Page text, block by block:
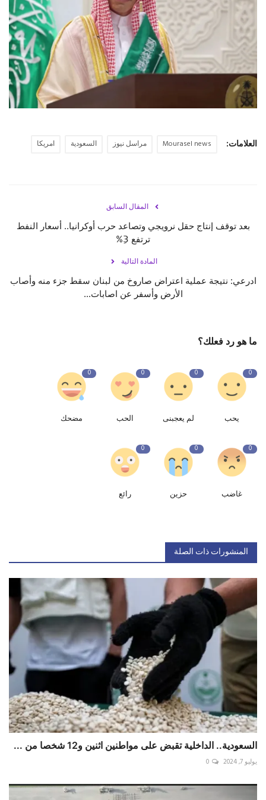
حياة
العلامات: Mourasel news مراسل نيوز السعودية امريكا
المقال السابق
بعد توقف إنتاج حقل نرويجي وتصاعد حرب أوكرانيا.. أسعار النفط
ترتفع 3ِ%
المادة التالية
ادرعي: نتيجة عملية اعتراض صاروخ من لبنان سقط جزء منه وأصاب
الأرض وأسفر عن اصابات...
ما هو رد فعلك؟
0
يحب
0
لم يعجبنى
0
الحب
0
مضحك
0
غاضب
0
حزين
0
رائع
المنشورات ذات الصلة
السعودية.. الداخلية تقبض على مواطنين اثنين و12 شخصا من ...
يوليو 7, 2024 0